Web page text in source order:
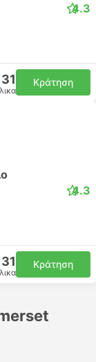
4.3
Κράτηση
4.3
Κράτηση